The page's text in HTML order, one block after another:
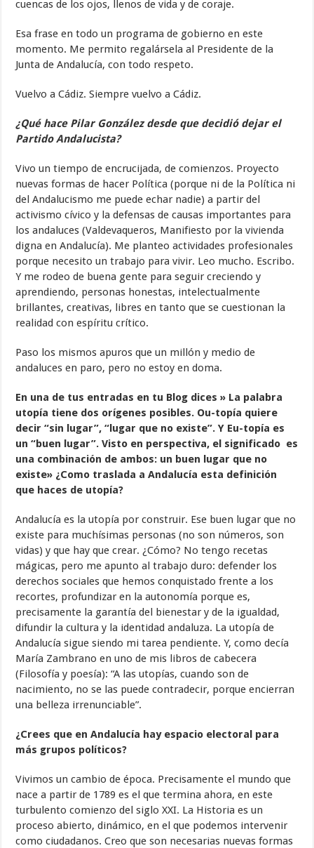
cuencas de los ojos, llenos de vida y de coraje.
Esa frase en todo un programa de gobierno en este
momento. Me permito regalársela al Presidente de la
Junta de Andalucía, con todo respeto.
Vuelvo a Cádiz. Siempre vuelvo a Cádiz.
¿Qué hace Pilar González desde que decidió dejar el
Partido Andalucista?
Vivo un tiempo de encrucijada, de comienzos. Proyecto
nuevas formas de hacer Política (porque ni de la Política ni
del Andalucismo me puede echar nadie) a partir del
activismo cívico y la defensas de causas importantes para
los andaluces (Valdevaqueros, Manifiesto por la vivienda
digna en Andalucía). Me planteo actividades profesionales
porque necesito un trabajo para vivir. Leo mucho. Escribo.
Y me rodeo de buena gente para seguir creciendo y
aprendiendo, personas honestas, intelectualmente
brillantes, creativas, libres en tanto que se cuestionan la
realidad con espíritu crítico.
Paso los mismos apuros que un millón y medio de
andaluces en paro, pero no estoy en doma.
En una de tus entradas en tu Blog dices » La palabra
utopía tiene dos orígenes posibles. Ou-topía quiere
decir “sin lugar”, “lugar que no existe”. Y Eu-topía es
un “buen lugar”. Visto en perspectiva, el significado es
una combinación de ambos: un buen lugar que no
existe» ¿Como traslada a Andalucía esta definición
que haces de utopía?
Andalucía es la utopía por construir. Ese buen lugar que no
existe para muchísimas personas (no son números, son
vidas) y que hay que crear. ¿Cómo? No tengo recetas
mágicas, pero me apunto al trabajo duro: defender los
derechos sociales que hemos conquistado frente a los
recortes, profundizar en la autonomía porque es,
precisamente la garantía del bienestar y de la igualdad,
difundir la cultura y la identidad andaluza. La utopía de
Andalucía sigue siendo mi tarea pendiente. Y, como decía
María Zambrano en uno de mis libros de cabecera
(Filosofía y poesía): “A las utopías, cuando son de
nacimiento, no se las puede contradecir, porque encierran
una belleza irrenunciable”.
¿Crees que en Andalucía hay espacio electoral para
más grupos políticos?
Vivimos un cambio de época. Precisamente el mundo que
nace a partir de 1789 es el que termina ahora, en este
turbulento comienzo del siglo XXI. La Historia es un
proceso abierto, dinámico, en el que podemos intervenir
como ciudadanos. Creo que son necesarias nuevas formas